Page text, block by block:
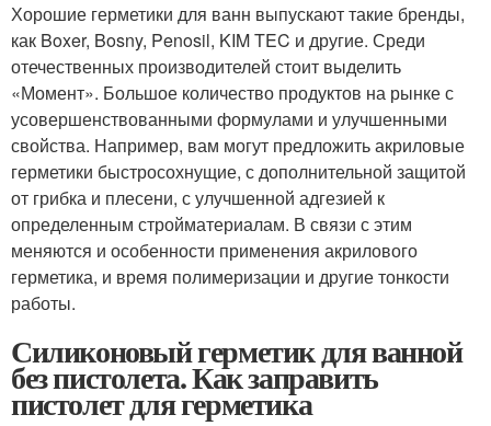
Хорошие герметики для ванн выпускают такие бренды,
как Boxer, Bosny, Penosil, KIM TEC и другие. Среди
отечественных производителей стоит выделить
«Момент». Большое количество продуктов на рынке с
усовершенствованными формулами и улучшенными
свойства. Например, вам могут предложить акриловые
герметики быстросохнущие, с дополнительной защитой
от грибка и плесени, с улучшенной адгезией к
определенным стройматериалам. В связи с этим
меняются и особенности применения акрилового
герметика, и время полимеризации и другие тонкости
работы.
Силиконовый герметик для ванной
без пистолета. Как заправить
пистолет для герметика